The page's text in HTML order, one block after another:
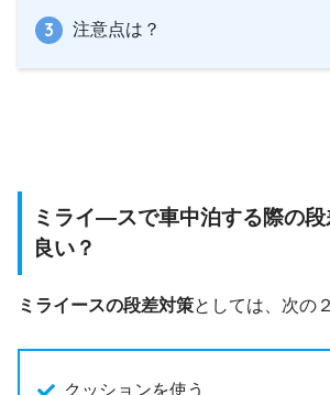
注意点は？
ミライ―スで車中泊する際の段
良い？
ミライースの段差対策としては、次の
クッションを使う